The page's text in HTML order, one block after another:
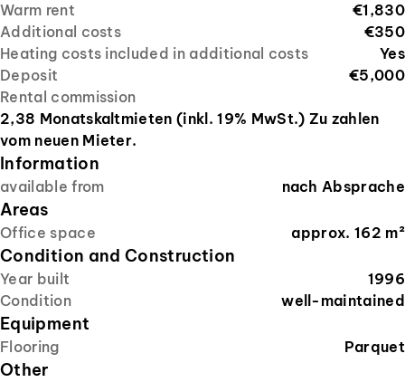
Warm rent
€1,830
Additional costs
€350
Heating costs included in additional costs
Yes
Deposit
€5,000
Rental commission
2,38 Monatskaltmieten (inkl. 19% MwSt.) Zu zahlen
vom neuen Mieter.
Information
available from nach Absprache
Areas
Office space approx. 162 m²
Condition and Construction
Year built
1996
Condition
well-maintained
Equipment
Flooring Parquet
Other